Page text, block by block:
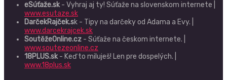
eSúťaže.sk- Vyhraj aj ty! Súťaže na slovenskom internete |
www.esutaze.sk
DarčekRajček.sk - Tipy na darčeky od Adama a Evy. |
www.darcekrajcek.sk
SoutěžeOnline.cz - Súťaže na českom internete. |
www.soutezeonline.cz
18PLUS.sk- Keď to miluješ! Len pre dospelých. |
www.18plus.sk